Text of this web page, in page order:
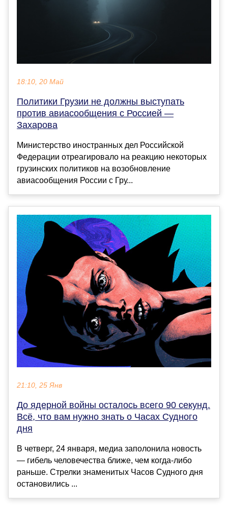
18:10, 20 Май
Политики Грузии не должны выступать
против авиасообщения с Россией —
Захарова
Министерство иностранных дел Российской
Федерации отреагировало на реакцию некоторых
грузинских политиков на возобновление
авиасообщения России с Гру...
21:10, 25 Янв
До ядерной войны осталось всего 90 секунд.
Всё, что вам нужно знать о Часах Судного
дня
В четверг, 24 января, медиа заполонила новость
— гибель человечества ближе, чем когда-либо
раньше. Стрелки знаменитых Часов Судного дня
остановились ...